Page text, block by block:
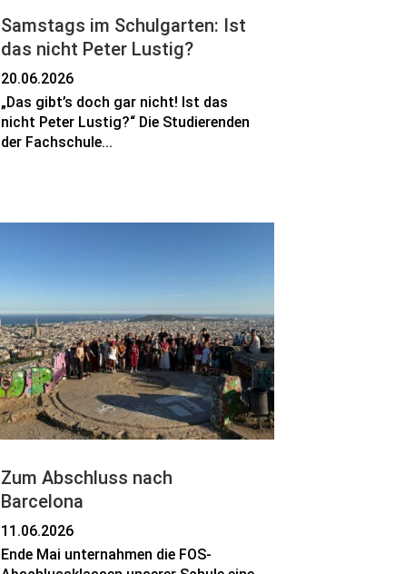
Samstags im Schulgarten: Ist
das nicht Peter Lustig?
20.06.2026
„Das gibt’s doch gar nicht! Ist das
nicht Peter Lustig?“ Die Studierenden
der Fachschule...
Zum Abschluss nach
Barcelona
11.06.2026
Ende Mai unternahmen die FOS-